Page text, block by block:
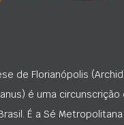
de Florianópolis
é uma
É a Sé